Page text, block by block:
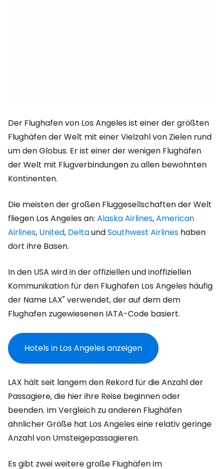
Der Flughafen von Los Angeles ist einer der größten
Flughäfen der Welt mit einer Vielzahl von Zielen rund
um den Globus. Er ist einer der wenigen Flughäfen
der Welt mit Flugverbindungen zu allen bewohnten
Kontinenten.
Die meisten der großen Fluggesellschaften der Welt
fliegen Los Angeles an: Alaska Airlines,American
Airlines, United, DeltaundSouthwest Airlines haben
dort ihre Basen.
In den USA wird in der offiziellen und inoffiziellen
Kommunikation für den Flughafen Los Angeles häufig
der Name LAX" verwendet, der auf dem dem
Flughafen zugewiesenen IATA-Code basiert.
Hotels in Los Angeles anzeigen
LAX hält seit langem den Rekord für die Anzahl der
Passagiere, die hier ihre Reise beginnen oder
beenden. Im Vergleich zu anderen Flughäfen
ähnlicher Größe hat Los Angeles eine relativ geringe
Anzahl von Umsteigepassagieren.
Es gibt zwei weitere große Flughäfen im